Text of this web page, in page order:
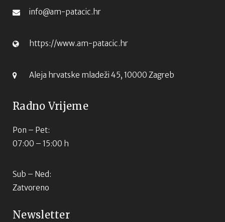
info@am-patacic.hr
https://www.am-patacic.hr
Aleja hrvatske mladeži 45, 10000 Zagreb
Radno Vrijeme
Pon – Pet:
07:00 – 15:00 h
Sub – Ned:
Zatvoreno
Newsletter